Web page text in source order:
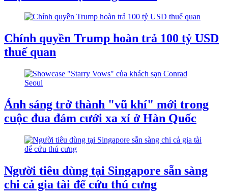
Chính quyền Trump hoàn trả 100 tỷ USD
thuế quan
Ánh sáng trở thành "vũ khí" mới trong
cuộc đua đám cưới xa xỉ ở Hàn Quốc
Người tiêu dùng tại Singapore sẵn sàng
chi cả gia tài để cứu thú cưng